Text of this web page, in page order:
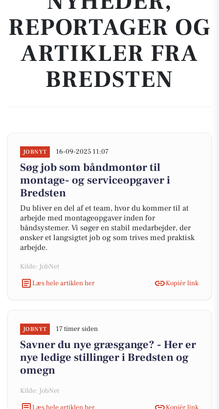
REPORTAGER OG
ARTIKLER FRA
BREDSTEN
JOBNYT 16-09-2025 11:07
Søg job som båndmontør til
montage- og serviceopgaver i
Bredsten
Du bliver en del af et team, hvor du kommer til at
arbejde med montageopgaver inden for
båndsystemer. Vi søger en stabil medarbejder, der
ønsker et langsigtet job og som trives med praktisk
arbejde.
Kilde: JobNet
Læs hele artiklen her
Kopiér link
JOBNYT 17 timer siden
Savner du nye græsgange? - Her er
nye ledige stillinger i Bredsten og
omegn
Kilde: JobNet